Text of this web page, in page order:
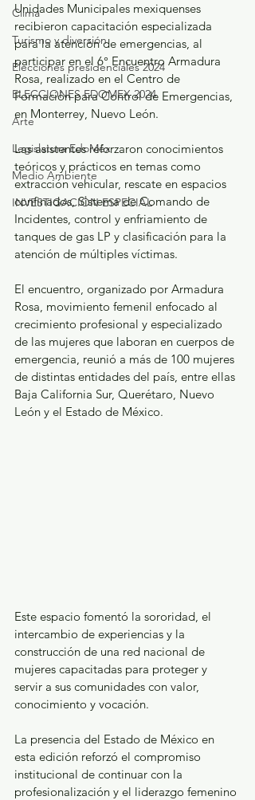
Clima
Turismo y diversión
Elecciones presidenciales 2024
ELECCIONES EDOMEX 2024
Arte
Legislatura EdoMéx
Medio Ambiente
INVESTIGACIÓN ESPECIAL
Unidades Municipales mexiquenses
recibieron capacitación especializada
para la atención de emergencias, al
participar en el 6° Encuentro Armadura
Rosa, realizado en el Centro de
Formación para Control de Emergencias,
en Monterrey, Nuevo León.
Las asistentes reforzaron conocimientos
teóricos y prácticos en temas como
extracción vehicular, rescate en espacios
confinados, Sistema de Comando de
Incidentes, control y enfriamiento de
tanques de gas LP y clasificación para la
atención de múltiples víctimas.
El encuentro, organizado por Armadura
Rosa, movimiento femenil enfocado al
crecimiento profesional y especializado
de las mujeres que laboran en cuerpos de
emergencia, reunió a más de 100 mujeres
de distintas entidades del país, entre ellas
Baja California Sur, Querétaro, Nuevo
León y el Estado de México.
Este espacio fomentó la sororidad, el
intercambio de experiencias y la
construcción de una red nacional de
mujeres capacitadas para proteger y
servir a sus comunidades con valor,
conocimiento y vocación.
La presencia del Estado de México en
esta edición reforzó el compromiso
institucional de continuar con la
profesionalización y el liderazgo femenino